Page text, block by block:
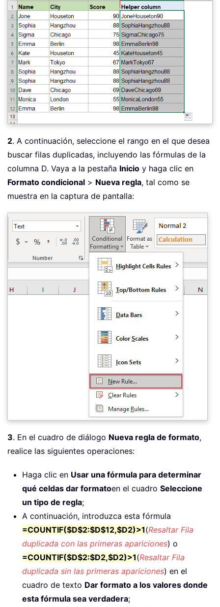
2. A continuación, seleccione el rango en el que desea
buscar filas duplicadas, incluyendo las fórmulas de la
columna D. Vaya a la pestaña Inicio y haga clic en
Formato condicional > Nueva regla, tal como se
muestra en la captura de pantalla:
3. En el cuadro de diálogo Nueva regla de formato,
realice las siguientes operaciones:
Haga clic en Usar una fórmula para determinar
qué celdas dar formatoen el cuadro Seleccione
un tipo de regla;
A continuación, introduzca esta fórmula
=COUNTIF($D$2:$D$12,$D2)>1(Resaltar Fila
duplicada con las primeras apariciones) o
=COUNTIF($D$2:$D2,$D2)>1(Resaltar Fila
duplicada sin las primeras apariciones) en el
cuadro de texto Dar formato a los valores donde
esta fórmula sea verdadera;